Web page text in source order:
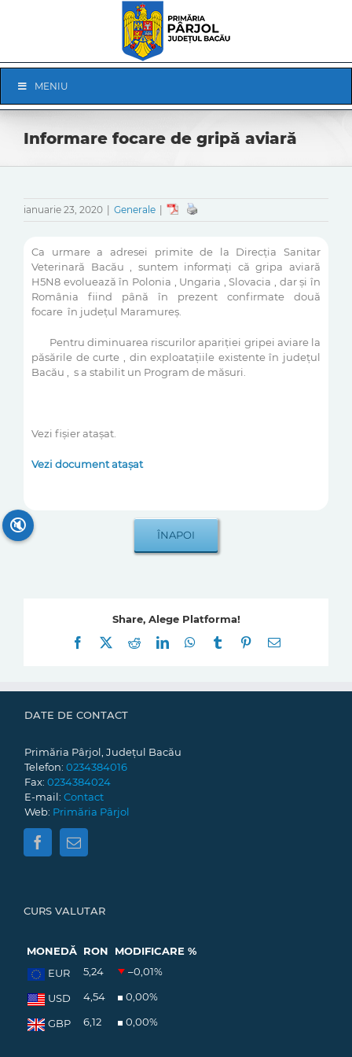
Navigation
MENIU
Informare focare de gripă aviară
ianuarie 23, 2020 Generale
Ca urmare a adresei primite de la Direcţia Sanitar
Veterinară Bacău , suntem informaţi că gripa aviară
H5N8 evoluează în Polonia , Ungaria , Slovacia , dar şi în
România fiind până în prezent confirmate două
focare în judeţul Maramureş.
Pentru diminuarea riscurilor apariţiei gripei aviare la
păsările de curte , din exploataţiile existente în judeţul
Bacău , s a stabilit un Program de măsuri.
Vezi fișier atașat.
Vezi document atașat
Share, Alege Platforma!
Facebook
RedditLinkedInWhatsApp
Tumblr Pinterest
E-
DATE DE CONTACT
Primăria Pârjol, Județul Bacău
Telefon: 0234384016
Fax: 0234384024
E-mail: Contact
Web: Primăria Pârjol
CURS VALUTAR
MONEDĂ RON
MODIFICARE %
EUR
5,24 –0,01%
USD 4,54 0,00%
GBP 6,12 0,00%
🔇